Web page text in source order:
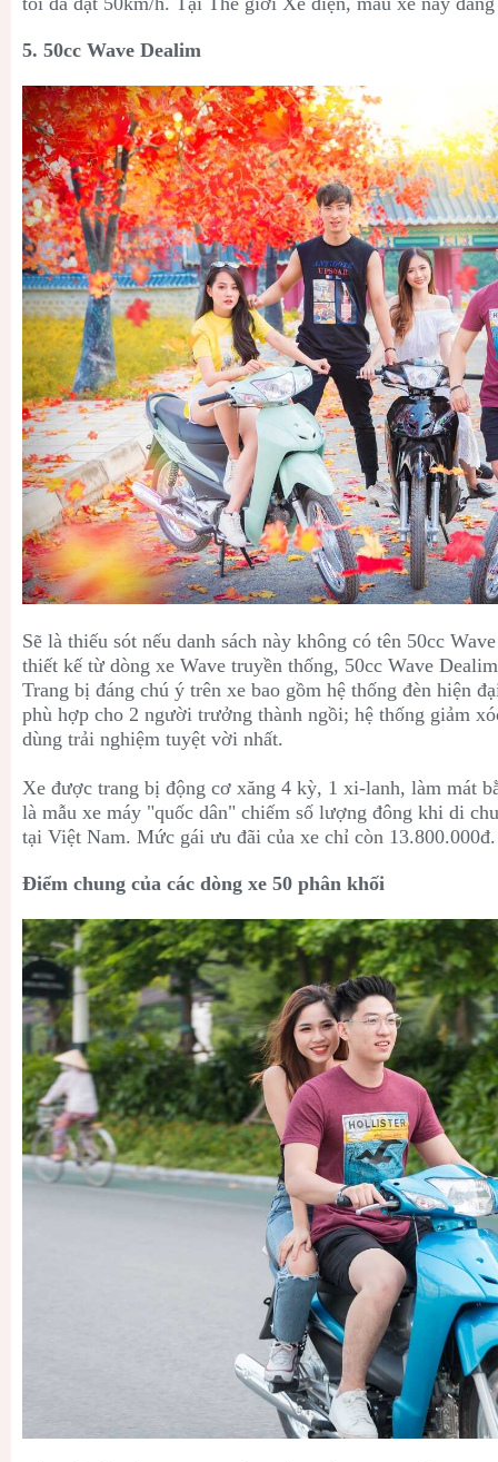
5. 50cc Wave Dealim
Sẽ là thiếu sót nếu danh sách này không có tên 50cc
thiết kế từ dòng xe Wave truyền thống, 50cc Wave
Trang bị đáng chú ý trên xe bao gồm hệ thống đèn hiện
phù hợp cho 2 người trưởng thành ngồi; hệ thống giảm
dùng trải nghiệm tuyệt vời nhất.
Xe được trang bị động cơ xăng 4 kỳ, 1 xi-lanh, làm mát
là mẫu xe máy "quốc dân" chiếm số lượng đông khi di
tại Việt Nam. Mức gái ưu đãi của xe chỉ còn 13.800.000đ.
Điểm chung của các dòng xe 50 phân khối